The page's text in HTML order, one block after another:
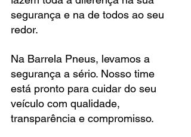
segurança e na de todos ao seu
redor.
Na Barrela Pneus, levamos a
segurança a sério. Nosso time
está pronto para cuidar do seu
veículo com qualidade,
transparência e compromisso.